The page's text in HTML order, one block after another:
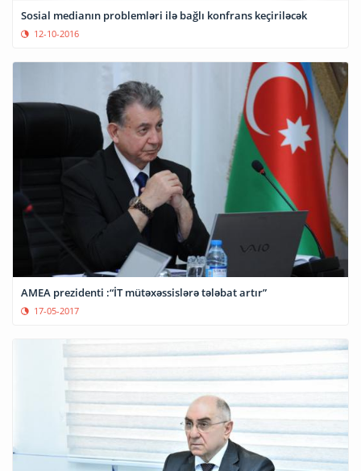
Sosial medianın problemləri ilə bağlı konfrans keçiriləcək
12-10-2016
AMEA prezidenti :“İT mütəxəssislərə tələbat artır”
17-05-2017